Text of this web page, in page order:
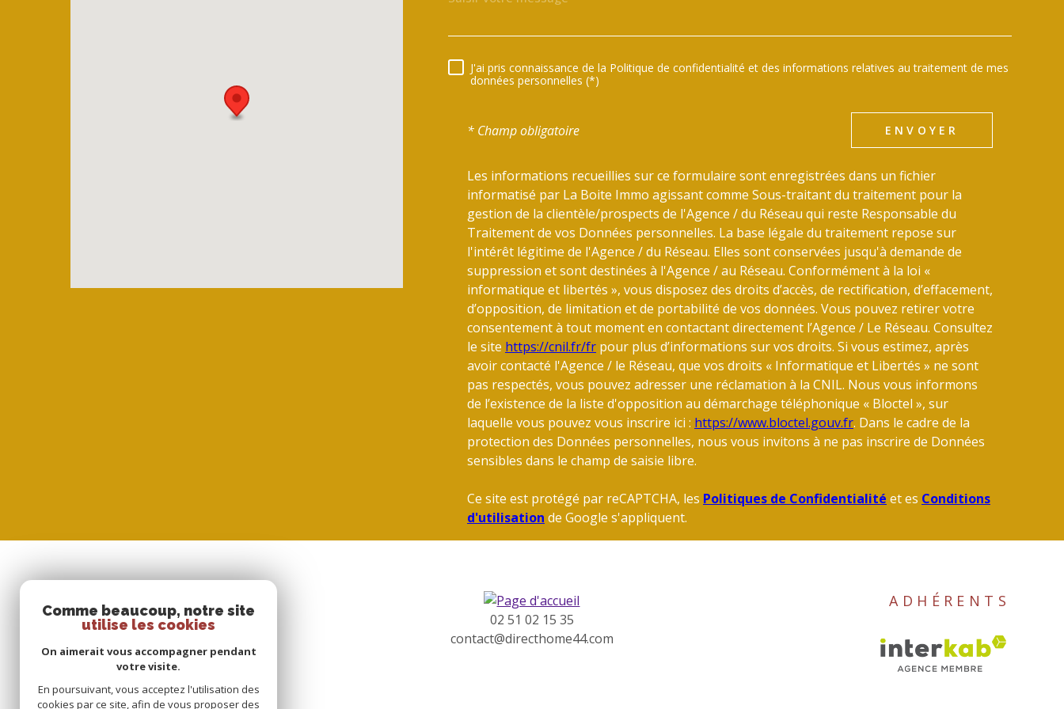
RÈGLEMENTATION
J'ai pris connaissance de la Politique de confidentialité et des informations relatives au traitement de mes
données personnelles (*)
* Champ obligatoire ENVOYER
Les informations recueillies sur ce formulaire sont enregistrées dans un fichier
informatisé par La Boite Immo agissant comme Sous-traitant du traitement pour la
gestion de la clientèle/prospects de l'Agence / du Réseau qui reste Responsable du
Traitement de vos Données personnelles. La base légale du traitement repose sur
l'intérêt légitime de l'Agence / du Réseau. Elles sont conservées jusqu'à demande de
suppression et sont destinées à l'Agence / au Réseau. Conformément à la loi «
informatique et libertés », vous disposez des droits d’accès, de rectification, d’effacement,
d’opposition, de limitation et de portabilité de vos données. Vous pouvez retirer votre
consentement à tout moment en contactant directement l’Agence / Le Réseau. Consultez
le site https://cnil.fr/fr pour plus d’informations sur vos droits. Si vous estimez, après
avoir contacté l'Agence / le Réseau, que vos droits « Informatique et Libertés » ne sont
pas respectés, vous pouvez adresser une réclamation à la CNIL. Nous vous informons
de l’existence de la liste d'opposition au démarchage téléphonique « Bloctel », sur
laquelle vous pouvez vous inscrire ici : https://www.bloctel.gouv.fr. Dans le cadre de la
protection des Données personnelles, nous vous invitons à ne pas inscrire de Données
sensibles dans le champ de saisie libre.
Ce site est protégé par reCAPTCHA, les Politiques de Confidentialité et es Conditions
d'utilisation de Google s'appliquent.
SE CONNECTER
ESPACE PROPRIÉTAIRE
02 51 02 15 35
contact@directhome44.com
ADHÉRENTS
Comme beaucoup, notre site
utilise les cookies
On aimerait vous accompagner pendant
votre visite.
En poursuivant, vous acceptez l'utilisation des
cookies par ce site, afin de vous proposer des